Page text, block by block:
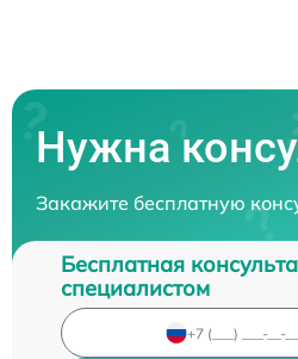
Нужна
Закажите бесплатную
Бесплатная
специалистом